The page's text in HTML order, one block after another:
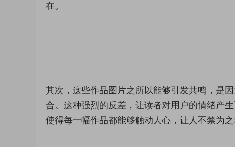
在。
其次，这些作品图片之所以能够引发共鸣，是
合。这种强烈的反差，让读者对用户的情绪产
使得每一幅作品都能够触动人心，让人不禁为之